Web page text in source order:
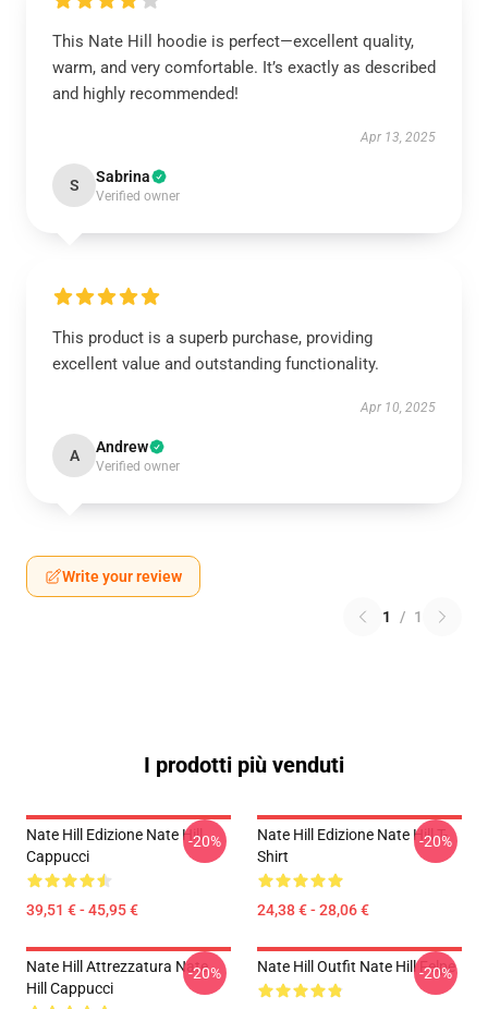
This Nate Hill hoodie is perfect—excellent quality,
warm, and very comfortable. It’s exactly as described
and highly recommended!
Apr 13, 2025
S Sabrina
Verified owner
This product is a superb purchase, providing
excellent value and outstanding functionality.
Apr 10, 2025
A Andrew
Verified owner
Write your review
1 / 1
I prodotti più venduti
Nate Hill Edizione Nate Hill
Cappucci
39,51 € - 45,95 €
-20%
Nate Hill Edizione Nate Hill T-
Shirt
24,38 € - 28,06 €
-20%
Nate Hill Attrezzatura Nate
Hill Cappucci
-20% Nate Hill Outfit Nate Hill Felpe
-20%